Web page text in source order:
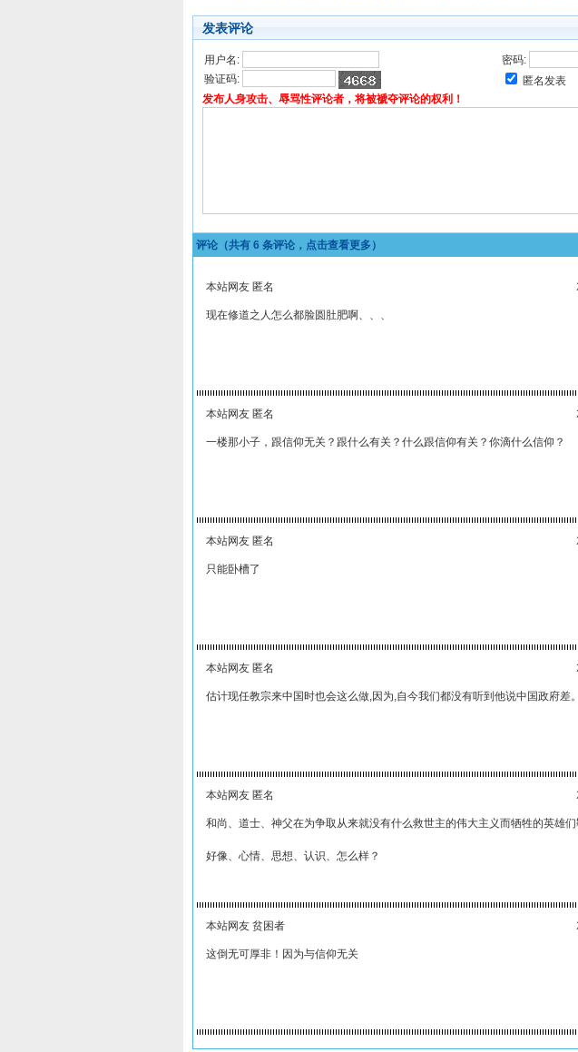
发表评论
用户名:
密码:
验证码:
匿名发表
发布人身攻击、辱骂性评论者，将被褫夺评论的权利！
评论（共有 6 条评论，点击查看更多）
本站网友 匿名
现在修道之人怎么都脸圆肚肥啊、、、
本站网友 匿名
一楼那小子，跟信仰无关？跟什么有关？什么跟信仰有关？你滴什么信仰？
本站网友 匿名
只能卧槽了
本站网友 匿名
估计现任教宗来中国时也会这么做,因为,自今我们都没有听到他说中国政府差。
本站网友 匿名
和尚、道士、神父在为争取从来就没有什么救世主的伟大主义而牺牲的英雄们
好像、心情、思想、认识、怎么样？
本站网友 贫困者
这倒无可厚非！因为与信仰无关